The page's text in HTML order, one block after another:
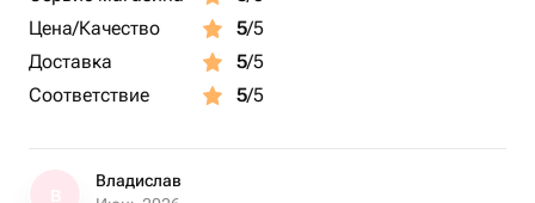
Цена/Качество
5/5
Доставка
5/5
Соответствие
5/5
Владислав